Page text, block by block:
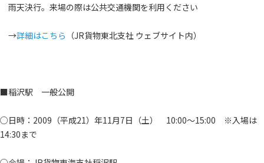
雨天決行。来場の際は公共交通機関を利用ください
→詳細はこちら （JR貨物東北支社 ウェブサイト内）
■稲沢駅 一般公開
○日時：2009（平成21）年11月7日（土） 10:00～15:00 ※入場は
14:30まで